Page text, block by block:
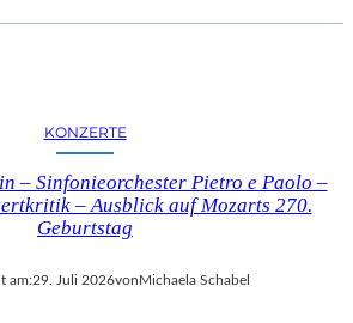
KONZERTE
– Sinfonieorchester Pietro e Paolo –
– Ausblick auf Mozarts 270.
Geburtstag
am:29. Juli 2026von Michaela Schabel